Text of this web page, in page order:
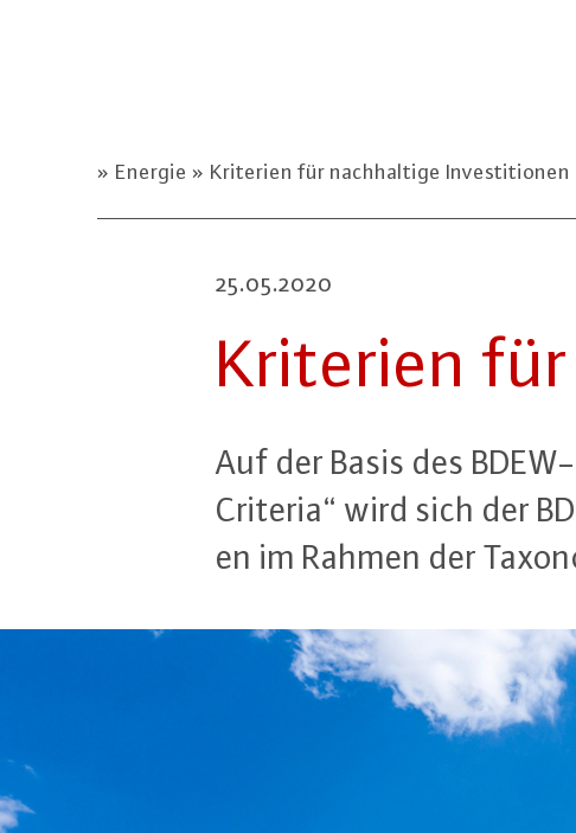
Energie Kriterien für nachhaltige Investitionen
25.05.2020
Kriterien
Auf der Basis des
Criteria“ wird sich der
en im Rahmen der